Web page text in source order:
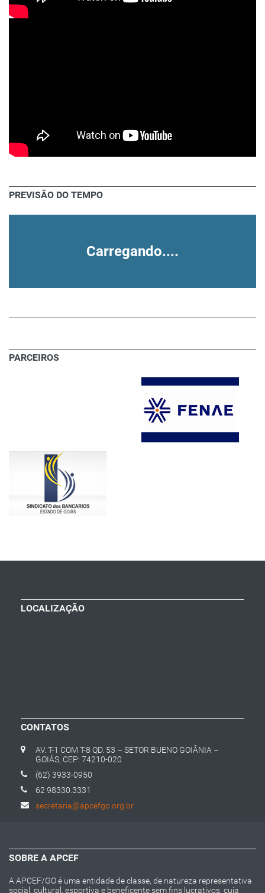
PREVISÃO DO TEMPO
Carregando....
PARCEIROS
LOCALIZAÇÃO
CONTATOS
AV. T-1 COM T-8 QD. 53 – SETOR BUENO GOIÂNIA –
GOIÁS, CEP: 74210-020
(62) 3933-0950
62 98330.3331
secretaria@apcefgo.org.br
SOBRE A APCEF
A APCEF/GO é uma entidade de classe, de natureza representativa
social, cultural, esportiva e beneficente sem fins lucrativos, cuja